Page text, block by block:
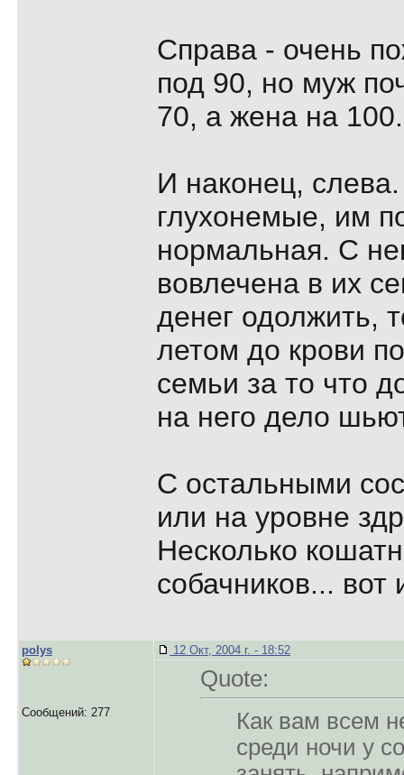
Справа - очень
под 90, но муж
70, а жена на 100.
И наконец,
глухонемые, им
нормальная. С
вовлечена в их
денег одолжить,
летом до крови
семьи за то что
на него дело
С остальными
или на уровне
Несколько
собачников... вот
polys
Сообщений: 277
12 Окт, 2004 г. - 18:52
Quote:
Как вам всем
среди ночи у